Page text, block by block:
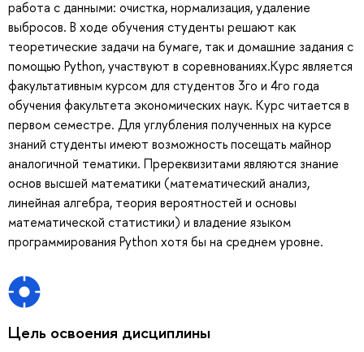
работа с данными: очистка, нормализация, удаление
выбросов. В ходе обучения студенты решают как
теоретические задачи на бумаге, так и домашние задания с
помощью Python, участвуют в соревнованиях.Курс является
факультативным курсом для студентов 3го и 4го года
обучения факультета экономических наук. Курс читается в
первом семестре. Для углубления полученных на курсе
знаний студенты имеют возможность посещать майнор
аналогичной тематики. Пререквизитами являются знание
основ высшей математики (математический анализ,
линейная алгебра, теория вероятностей и основы
математической статистики) и владение языком
программирования Python хотя бы на среднем уровне.
Цель освоения дисциплины